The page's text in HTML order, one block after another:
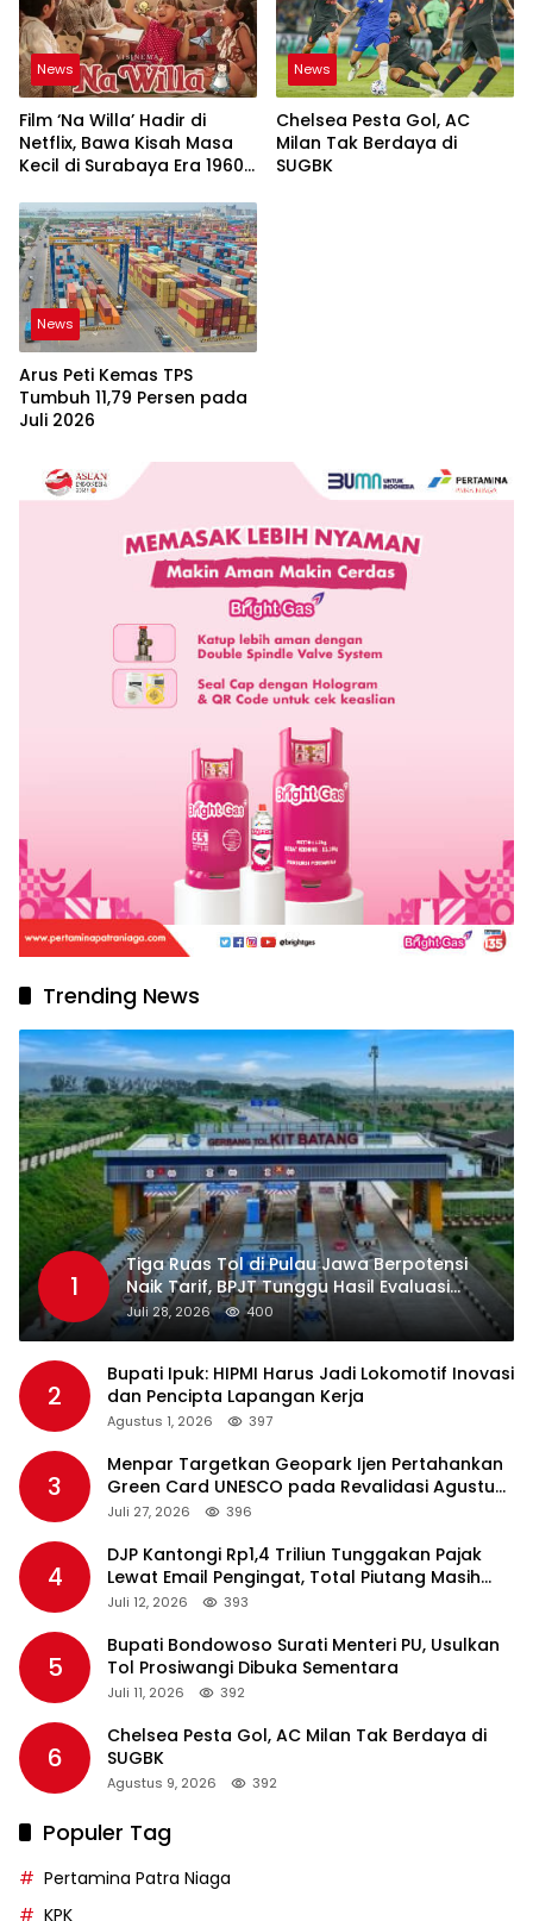
News
Film ‘Na Willa’ Hadir di
Netflix, Bawa Kisah Masa
Kecil di Surabaya Era 1960-
News
Chelsea Pesta Gol, AC
Milan Tak Berdaya di
SUGBK
News
Arus Peti Kemas TPS
Tumbuh 11,79 Persen pada
Juli 2026
Trending News
1
Tiga Ruas Tol di Pulau Jawa Berpotensi
Naik Tarif, BPJT Tunggu Hasil Evaluasi
Standar Pelayanan
Juli 28, 2026 400
2
Bupati Ipuk: HIPMI Harus Jadi Lokomotif Inovasi
dan Pencipta Lapangan Kerja
Agustus 1, 2026 397
3
Menpar Targetkan Geopark Ijen Pertahankan
Green Card UNESCO pada Revalidasi Agustus
2026
Juli 27, 2026 396
4
DJP Kantongi Rp1,4 Triliun Tunggakan Pajak
Lewat Email Pengingat, Total Piutang Masih
Rp36 Triliun
Juli 12, 2026 393
5
Bupati Bondowoso Surati Menteri PU, Usulkan
Tol Prosiwangi Dibuka Sementara
Juli 11, 2026 392
6
Chelsea Pesta Gol, AC Milan Tak Berdaya di
SUGBK
Agustus 9, 2026 392
Populer Tag
Pertamina Patra Niaga
KPK